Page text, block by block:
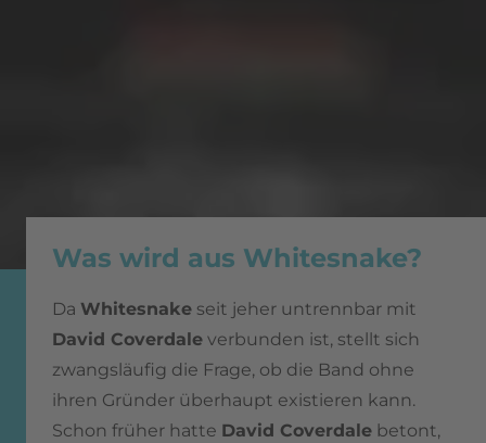
Was wird aus Whitesnake?
Da Whitesnake seit jeher untrennbar mit
David Coverdale verbunden ist, stellt sich
zwangsläufig die Frage, ob die Band ohne
ihren Gründer überhaupt existieren kann.
Schon früher hatte David Coverdale betont,